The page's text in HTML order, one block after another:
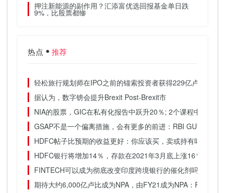
押注新能源的副作用？汇添富优选回报基金单日跌
9%，比股票都惨
热点 推荐
轻松旅行规划师在IPO之前的锚索投资者获得229亿卢比
据认为，数字镑会提升Brexit Post-Brexit市
NIA的股票，GIC在私有化报告中跃升20％; 2个课程中44％
GSAP不是一个偏离措施，会有更多的前进：RBI GUV
HDFC帖子比预期的收益更好：你应该买，卖或持有吗？
HDFC银行将增加14％，存款在2021年3月底上涨16％
FINTECH可以成为彻底改变印度跨境银行的催化剂吗？
期待大约6,000亿卢比成为NPA，由FY21成为NPA：PNB.